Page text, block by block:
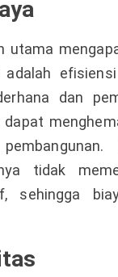
utama
dan
tidak
sehingga